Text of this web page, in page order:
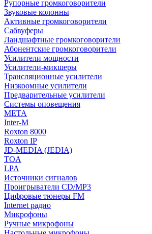
Рупорные громкоговорители
Звуковые колонны
Активные громкоговорители
Сабвуферы
Ландшафтные громкоговорители
Абонентские громкоговорители
Усилители мощности
Усилители-микшеры
Трансляционные усилители
Низкоомные усилители
Предварительные усилители
Системы оповещения
МЕТА
Inter-M
Roxton 8000
Roxton IP
JD-MEDIA (JEDIA)
TOA
LPA
Источники сигналов
Проигрыватели CD/MP3
Цифровые тюнеры FM
Internet радио
Микрофоны
Ручные микрофоны